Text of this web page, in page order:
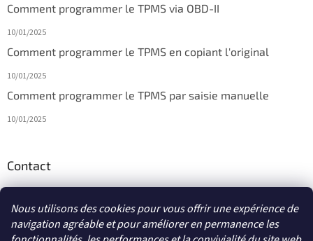
Nous utilisons des cookies pour vous offrir une expérience de
navigation agréable et pour améliorer en permanence les
Comment programmer le TPMS via OBD-II
10/01/2025
Comment programmer le TPMS en copiant l'original
10/01/2025
Comment programmer le TPMS par saisie manuelle
10/01/2025
Contact